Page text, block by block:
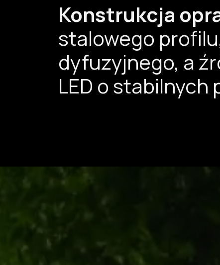
Konstrukcja
stalowego
dyfuzyjnego, a
LED o